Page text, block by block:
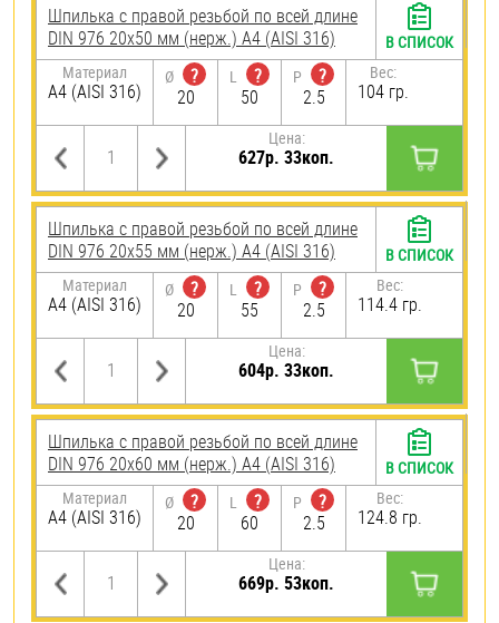
Шпилька с правой резьбой по всей длине
DIN 976 20х50 мм (нерж.) A4 (AISI 316)
Материал
A4 (AISI 316)
Ø
?
20
L
?
50
P
?
2.5
Вес:
104 гр.
Цена:
627р. 33коп.
В СПИСОК
Шпилька с правой резьбой по всей длине
DIN 976 20х55 мм (нерж.) A4 (AISI 316)
Материал
A4 (AISI 316)
Ø
?
20
L
?
55
P
?
2.5
Вес:
114.4 гр.
Цена:
604р. 33коп.
В СПИСОК
Шпилька с правой резьбой по всей длине
DIN 976 20х60 мм (нерж.) A4 (AISI 316)
Материал
A4 (AISI 316)
Ø
?
20
L
?
60
P
?
2.5
Вес:
124.8 гр.
Цена:
669р. 53коп.
В СПИСОК